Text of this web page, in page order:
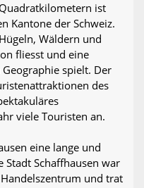
ist
Kantone der Schweiz.
Wäldern und
fliesst und eine
spielt. Der
des
viele Touristen an.
eine lange und
Stadt Schaffhausen war
und trat